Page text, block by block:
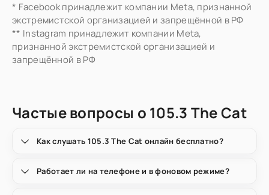
* Facebook принадлежит компании Meta, признанной
экстремистской организацией и запрещённой в РФ
** Instagram принадлежит компании Meta,
признанной экстремистской организацией и
запрещённой в РФ
Частые вопросы о 105.3 The Cat
Как слушать 105.3 The Cat онлайн бесплатно?
Работает ли на телефоне и в фоновом режиме?